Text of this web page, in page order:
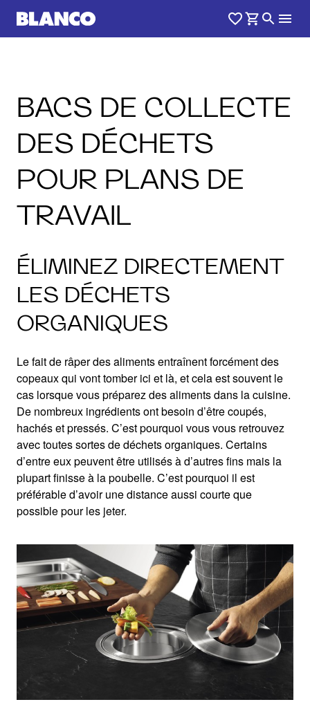
BACS DE COLLECTE
DES DÉCHETS
POUR PLANS DE
TRAVAIL
ÉLIMINEZ DIRECTEMENT
LES DÉCHETS
ORGANIQUES
Le fait de râper des aliments entraînent forcément des
copeaux qui vont tomber ici et là, et cela est souvent le
cas lorsque vous préparez des aliments dans la cuisine.
De nombreux ingrédients ont besoin d’être coupés,
hachés et pressés. C’est pourquoi vous vous retrouvez
avec toutes sortes de déchets organiques. Certains
d’entre eux peuvent être utilisés à d’autres fins mais la
plupart finisse à la poubelle. C’est pourquoi il est
préférable d’avoir une distance aussi courte que
possible pour les jeter.